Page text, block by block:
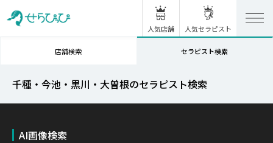
人気店舗 人気セラピスト
店舗検索 セラピスト検索
千種・今池・黒川・大曽根のセラピスト検索
AI画像検索